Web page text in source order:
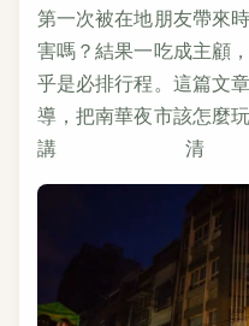
第一次被在地朋友帶來
害嗎？結果一吃成主顧
乎是必排行程。這篇文
導，把南華夜市該怎麼
講